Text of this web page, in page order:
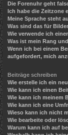
Die Forenuhr geht
Ich habe die Zeitzone
Meine Sprache steht
Was sind das für
Wie verwende ich
Was ist mein Rang
Wenn ich bei einem
aufgefordert, mich
Beiträge schreiben
Wie erstelle ich ein
Wie kann ich einen
Wie kann ich meinem
Wie kann ich eine
Wieso kann ich nicht
Wie bearbeite oder
Warum kann ich auf